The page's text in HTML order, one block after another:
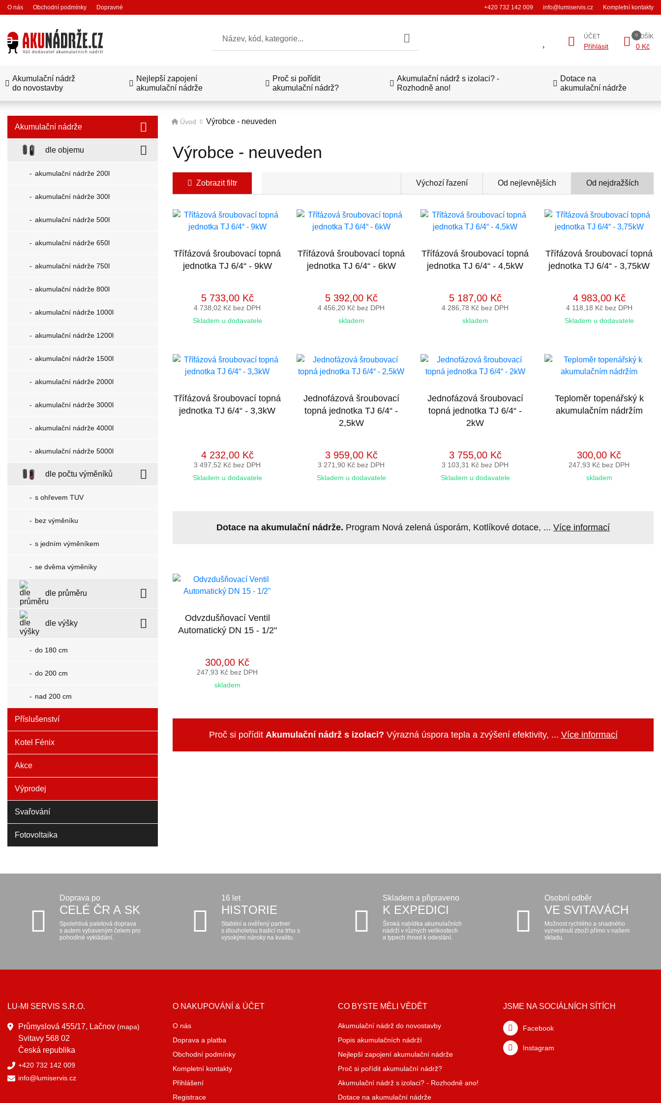
O nás Obchodní podmínky Dopravné +420 732 142 009 info@lumiservis.cz Kompletní kontakty
ÚČET
Přihlásit
KOŠÍK
0 Kč
Akumulační nádrž
do novostavby
Nejlepší zapojení
akumulační nádrže
Proč si pořídit
akumulační nádrž?
Akumulační nádrž s izolaci? -
Rozhodně ano!
Dotace na
akumulační nádrže
Akumulační nádrže
dle objemu
akumulační nádrže 200l
akumulační nádrže 300l
akumulační nádrže 500l
akumulační nádrže 650l
akumulační nádrže 750l
akumulační nádrže 800l
akumulační nádrže 1000l
akumulační nádrže 1200l
akumulační nádrže 1500l
akumulační nádrže 2000l
akumulační nádrže 3000l
akumulační nádrže 4000l
akumulační nádrže 5000l
dle počtu výměníků
s ohřevem TUV
bez výměníku
s jedním výměníkem
se dvěma výměníky
dle průměru
dle výšky
do 180 cm
do 200 cm
nad 200 cm
Příslušenství
Kotel Fénix
Akce
Výprodej
Svařování
Fotovoltaika
Úvod Výrobce - neuveden
Výrobce - neuveden
Zobrazit filtr Výchozí řazení Od nejlevnějších Od nejdražších
Třífázová šroubovací topná
jednotka TJ 6/4“ - 9kW
5 733,00 Kč
4 738,02 Kč bez DPH
Skladem u dodavatele
Třífázová šroubovací topná
jednotka TJ 6/4“ - 6kW
5 392,00 Kč
4 456,20 Kč bez DPH
skladem
Třífázová šroubovací topná
jednotka TJ 6/4“ - 4,5kW
5 187,00 Kč
4 286,78 Kč bez DPH
skladem
Třífázová šroubovací topná
jednotka TJ 6/4“ - 3,75kW
4 983,00 Kč
4 118,18 Kč bez DPH
Skladem u dodavatele
Třífázová šroubovací topná
jednotka TJ 6/4“ - 3,3kW
4 232,00 Kč
3 497,52 Kč bez DPH
Skladem u dodavatele
Jednofázová šroubovací
topná jednotka TJ 6/4“ -
2,5kW
3 959,00 Kč
3 271,90 Kč bez DPH
Skladem u dodavatele
Jednofázová šroubovací
topná jednotka TJ 6/4“ -
2kW
3 755,00 Kč
3 103,31 Kč bez DPH
Skladem u dodavatele
Teploměr topenářský k
akumulačním nádržím
300,00 Kč
247,93 Kč bez DPH
skladem
Dotace na akumulační nádrže. Program Nová zelená úsporám, Kotlíkové dotace, ... Více informací
Odvzdušňovací Ventil
Automatický DN 15 - 1/2"
300,00 Kč
247,93 Kč bez DPH
skladem
Proč si pořídit Akumulační nádrž s izolaci? Výrazná úspora tepla a zvýšení efektivity, ... Více informací
Doprava po
CELÉ ČR A SK
Spolehlivá paletová doprava
s autem vybaveným čelem pro
pohodlné vykládání.
16 let
HISTORIE
Stabilní a ověřený partner
s dlouholetou tradicí na trhu s
vysokými nároky na kvalitu.
Skladem a připraveno
K EXPEDICI
Široká nabídka akumulačních
nádrží v různých velikostech
a typech ihned k odeslání.
Osobní odběr
VE SVITAVÁCH
Možnost rychlého a snadného
vyzvednutí zboží přímo v našem
skladu.
LU-MI SERVIS S.R.O.
Průmyslová 455/17, Lačnov (mapa)
Svitavy 568 02
Česká republika
+420 732 142 009
info@lumiservis.cz
O NAKUPOVÁNÍ & ÚČET
O nás
Doprava a platba
Obchodní podmínky
Kompletní kontakty
Přihlášení
Registrace
CO BYSTE MĚLI VĚDĚT
Akumulační nádrž do novostavby
Popis akumulačních nádrží
Nejlepší zapojení akumulační nádrže
Proč si pořídit akumulační nádrž?
Akumulační nádrž s izolaci? - Rozhodně ano!
Dotace na akumulační nádrže
JSME NA SOCIÁLNÍCH SÍTÍCH
Facebook
Instagram